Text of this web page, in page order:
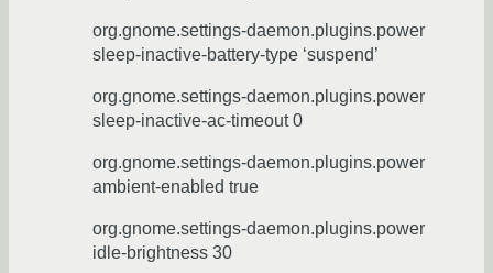
org.gnome.settings-daemon.plugins.power
sleep-inactive-battery-type ‘suspend’
org.gnome.settings-daemon.plugins.power
sleep-inactive-ac-timeout 0
org.gnome.settings-daemon.plugins.power
ambient-enabled true
org.gnome.settings-daemon.plugins.power
idle-brightness 30